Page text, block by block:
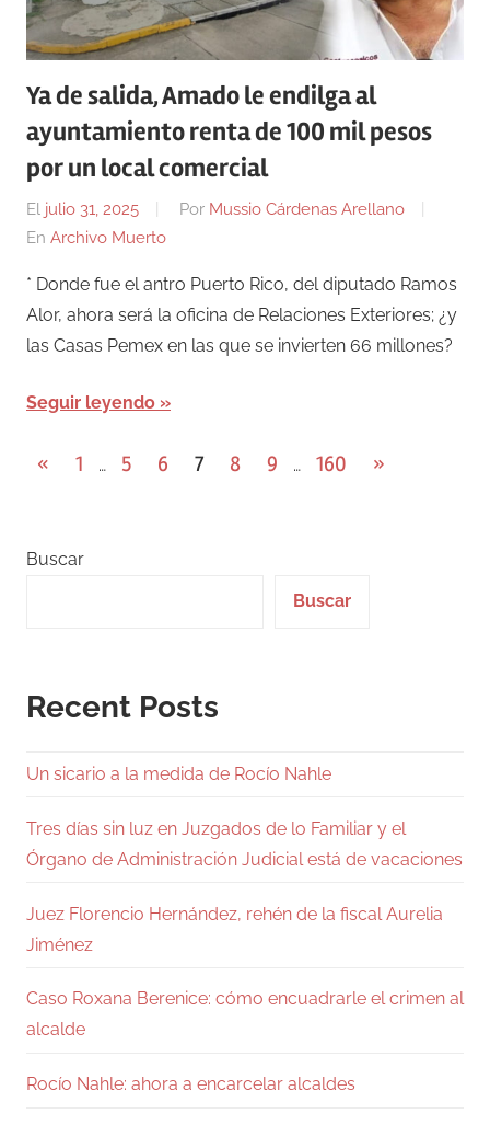
Ya de salida, Amado le endilga al
ayuntamiento renta de 100 mil pesos
por un local comercial
El julio 31, 2025 Por Mussio Cárdenas Arellano
En Archivo Muerto
* Donde fue el antro Puerto Rico, del diputado Ramos
Alor, ahora será la oficina de Relaciones Exteriores; ¿y
las Casas Pemex en las que se invierten 66 millones?
Seguir leyendo
Paginación
entradas
« Entradas
1 … 5 6 7 8 9 … 160
Entradas
»
Buscar
Buscar
Recent Posts
Un sicario a la medida de Rocío Nahle
Tres días sin luz en Juzgados de lo Familiar y el
Órgano de Administración Judicial está de vacaciones
Juez Florencio Hernández, rehén de la fiscal Aurelia
Jiménez
Caso Roxana Berenice: cómo encuadrarle el crimen al
alcalde
Rocío Nahle: ahora a encarcelar alcaldes